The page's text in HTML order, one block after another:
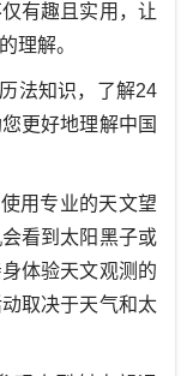
有趣且实用，让
理解。
法知识，了解24
更好地理解中国
用专业的天文望
看到太阳黑子或
体验天文观测的
取决于天气和太